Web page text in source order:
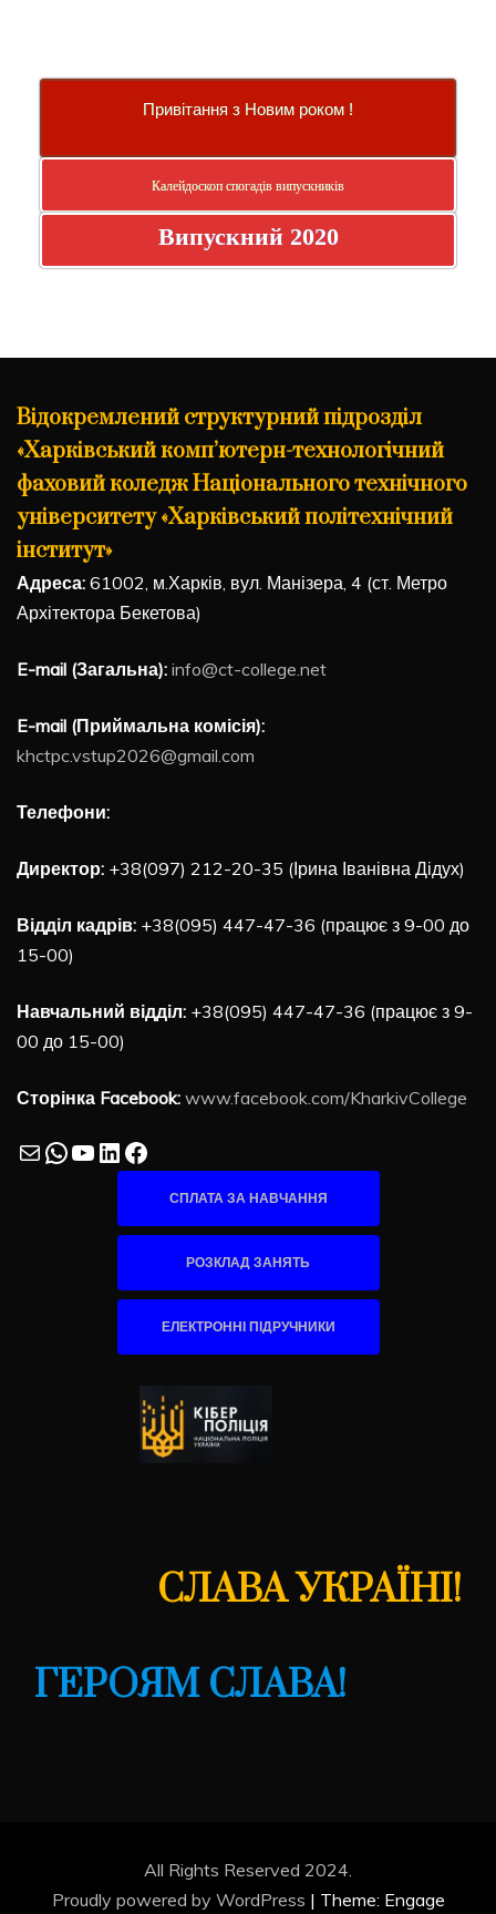
Привітання з Новим роком !
Калейдоскоп спогадів випускників
Випускний 2020
Відокремлений структурний підрозділ
«Харківський комп’ютерн-технологічний
фаховий коледж Національного технічного
університету «Харківський політехнічний
інститут»
Адреса: 61002, м.Харків, вул. Манізера, 4 (ст. Метро
Архітектора Бекетова)
E-mail (Загальна): info@ct-college.net
E-mail (Приймальна комісія):
khctpc.vstup2026@gmail.com
Телефони:
Директор: +38(097) 212-20-35 (Ірина Іванівна Дідух)
Відділ кадрів: +38(095) 447-47-36 (працює з 9-00 до
15-00)
Навчальний відділ: +38(095) 447-47-36 (працює з 9-
00 до 15-00)
Сторінка Facebook: www.facebook.com/KharkivCollege
MailWhatsApp
YouTube
LinkedIn
Facebook
СПЛАТА ЗА НАВЧАННЯ
РОЗКЛАД ЗАНЯТЬ
ЕЛЕКТРОННІ ПІДРУЧНИКИ
СЛАВА УКРАЇНІ!
ГЕРОЯМ СЛАВА!
All Rights Reserved 2024.
Proudly powered by WordPress | Theme: Engage